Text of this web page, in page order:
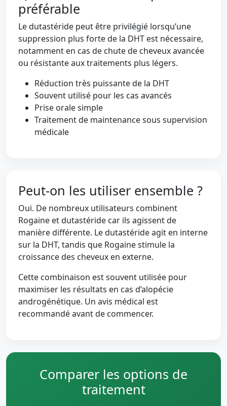
préférable
Le dutastéride peut être privilégié lorsqu’une
suppression plus forte de la DHT est nécessaire,
notamment en cas de chute de cheveux avancée
ou résistante aux traitements plus légers.
Réduction très puissante de la DHT
Souvent utilisé pour les cas avancés
Prise orale simple
Traitement de maintenance sous supervision
médicale
Peut-on les utiliser ensemble ?
Oui. De nombreux utilisateurs combinent
Rogaine et dutastéride car ils agissent de
manière différente. Le dutastéride agit en interne
sur la DHT, tandis que Rogaine stimule la
croissance des cheveux en externe.
Cette combinaison est souvent utilisée pour
maximiser les résultats en cas d’alopécie
androgénétique. Un avis médical est
recommandé avant de commencer.
Comparer les options de
traitement